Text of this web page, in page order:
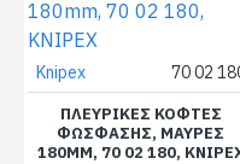
Knipex 70 02
ΠΛΕΥΡΙΚΈΣ ΚΌΦΤΕΣ
ΦΏΣΦΑΣΗΣ, ΜΑΎΡΕΣ
180MM, 70 02 180,